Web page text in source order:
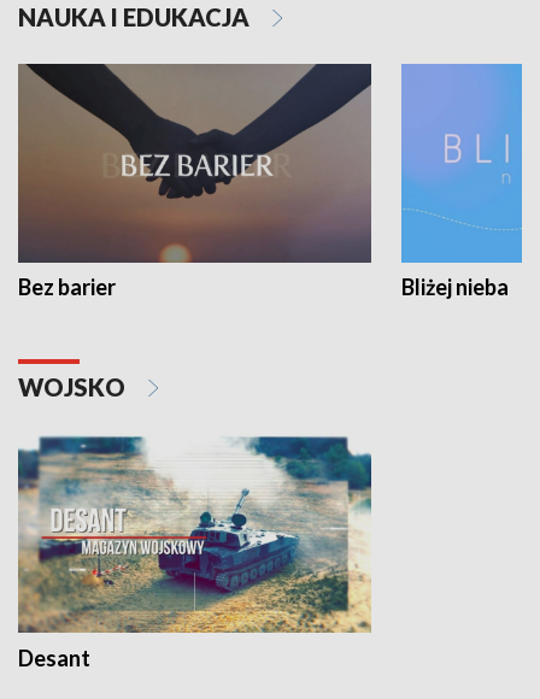
NAUKA I EDUKACJA
Bez barier Bliżej nieba
WOJSKO
Desant